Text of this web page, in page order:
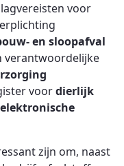
voor
en sloopafval
verantwoordelijke
voordierlijk
elektronische
zijn om, naast